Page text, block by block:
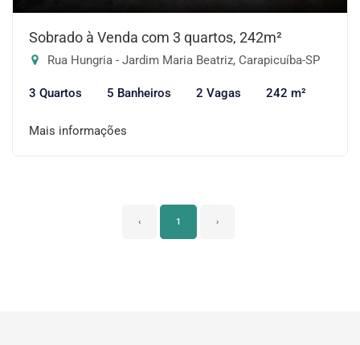
Sobrado à Venda com 3 quartos, 242m²
Rua Hungria - Jardim Maria Beatriz, Carapicuíba-SP
3 Quartos 5 Banheiros 2 Vagas 242 m²
Mais informações
‹ 1 ›